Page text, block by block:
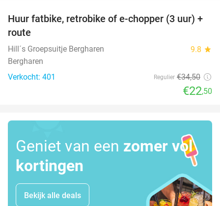
35%
Huur fatbike, retrobike of e-chopper (3 uur) +
route
Hill´s Groepsuitje Bergharen 9.8 star
Bergharen
Verkocht: 401
Regulier €34,50
€22,50
Geniet van een zomer vol
kortingen
Bekijk alle deals